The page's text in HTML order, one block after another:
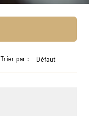
Trier par : Défaut